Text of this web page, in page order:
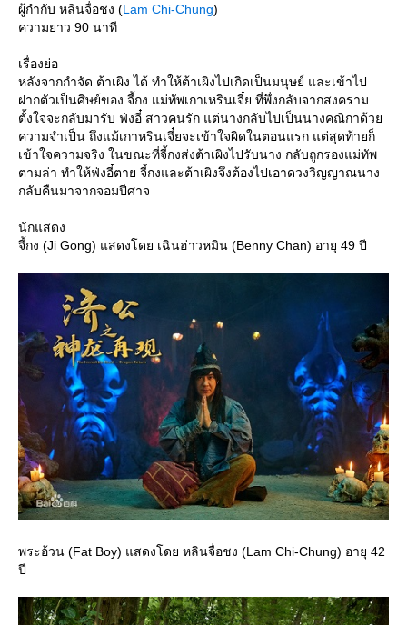
ผู้กำกับ หลินจื่อชง (Lam Chi-Chung)
ความยาว 90 นาที
เรื่องย่อ
หลังจากกำจัด ต้าเผิง ได้ ทำให้ต้าเผิงไปเกิดเป็นมนุษย์ และเข้าไป
ฝากตัวเป็นศิษย์ของ จี้กง แม่ทัพเกาเหรินเจี๋ย ที่พึ่งกลับจากสงคราม
ตั้งใจจะกลับมารับ ฟ่งอี๋ สาวคนรัก แต่นางกลับไปเป็นนางคณิกาด้ว
ความจำเป็น ถึงแม้เกาหรินเจี๋ยจะเข้าใจผิดในตอนแรก แต่สุดท้ายก็
เข้าใจความจริง ในขณะที่จี้กงส่งต้าเผิงไปรับนาง กลับถูกรองแม่ทัพ
ตามล่า ทำให้ฟ่งอี๋ตาย จี้กงและต้าเผิงจึงต้องไปเอาดวงวิญญาณนาง
กลับคืนมาจากจอมปีศาจ
นักแสดง
จี้กง (Ji Gong) แสดงโดย เฉินฮ่าวหมิน (Benny Chan) อายุ 49 ปี
พระอ้วน (Fat Boy) แสดงโดย หลินจื่อชง (Lam Chi-Chung) อายุ 42
ปี